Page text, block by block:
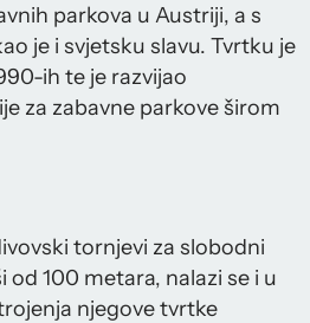
parkova u Austriji, a s
je i svjetsku slavu. Tvrtku je
ih te je razvijao
za zabavne parkove širom
tornjevi za slobodni
od 100 metara, nalazi se i u
njegove tvrtke